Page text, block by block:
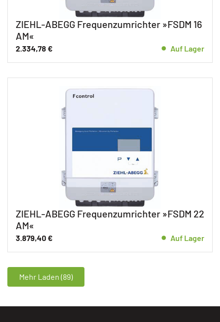
ZIEHL-ABEGG Frequenzumrichter »FSDM 16
AM«
2.334,78 € Auf Lager
ZIEHL-ABEGG Frequenzumrichter »FSDM 22
AM«
3.879,40€ Auf Lager
Mehr Laden (89)